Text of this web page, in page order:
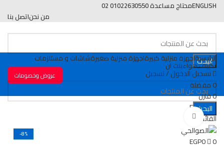
ENGLISHمحتاج مساعدة 01022630550 02
من نحناتصل بنا
البحث
تسجيل الدخول / تسجيل
0مفضلة
0قارن
0
EGP0
القائمة
0
EGP0
الرئيسيةاجهزة منزلية كبيرةاجهزة منزلية صغيرةشاشات و مستلزمات
تكييف هواءبلت ان
عروض وخصومات
البحث
-8%